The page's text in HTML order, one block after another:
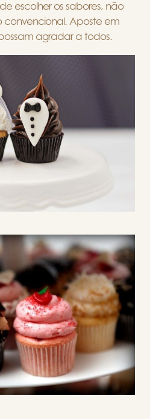
escolher os sabores, não
Aposte em
agradar a todos.